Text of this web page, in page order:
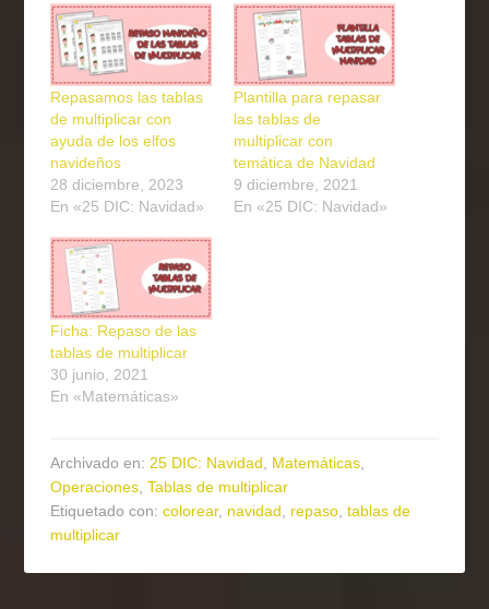
Repasamos las tablas
de multiplicar con
ayuda de los elfos
navideños
28 diciembre, 2023
En «25 DIC: Navidad»
Plantilla para repasar
las tablas de
multiplicar con
temática de Navidad
9 diciembre, 2021
En «25 DIC: Navidad»
Ficha: Repaso de las
tablas de multiplicar
30 junio, 2021
En «Matemáticas»
Archivado en:25 DIC: Navidad, Matemáticas,
Operaciones,Tablas de multiplicar
Etiquetado con:colorear, navidad, repaso,tablas de
multiplicar